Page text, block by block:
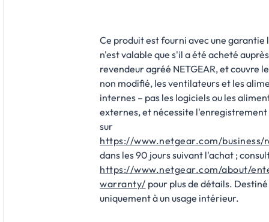
Ce produit est fourni avec une garantie
n'est valable que s'il a été acheté
revendeur agréé NETGEAR, et couvre
non modifié, les ventilateurs et les
internes – pas les logiciels ou les
externes, et nécessite l'enregistrement
sur
https://www.netgear.com/business/
dans les 90 jours suivant l'achat ;
https://www.netgear.com/about/
warranty/ pour plus de détails. Destiné
uniquement à un usage intérieur.